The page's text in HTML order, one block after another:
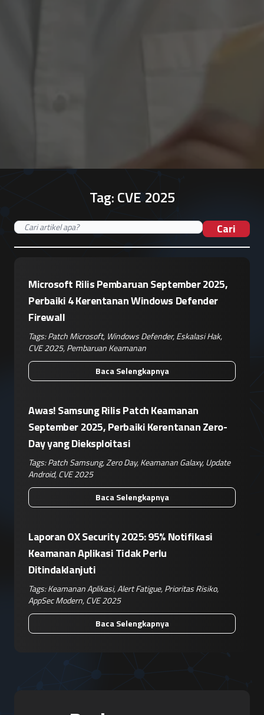
Tag:CVE 2025
Cari
Microsoft Rilis Pembaruan September 2025,
Perbaiki 4 Kerentanan Windows Defender
Firewall
Tags:Patch Microsoft, Windows Defender,Eskalasi Hak,
CVE 2025,Pembaruan Keamanan
Baca Selengkapnya
Awas! Samsung Rilis Patch Keamanan
September 2025, Perbaiki Kerentanan Zero-
Day yang Dieksploitasi
Tags:Patch Samsung,Zero Day,Keamanan Galaxy,Update
Android,CVE 2025
Baca Selengkapnya
Laporan OX Security 2025: 95% Notifikasi
Keamanan Aplikasi Tidak Perlu
Ditindaklanjuti
Tags:Keamanan Aplikasi,Alert Fatigue,Prioritas Risiko,
AppSec Modern,CVE 2025
Baca Selengkapnya